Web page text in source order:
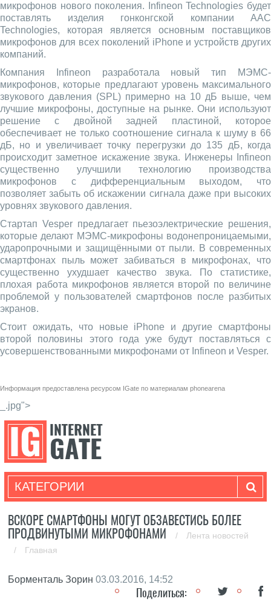
микрофонов нового поколения. Infineon Technologies будет
поставлять изделия гонконгской компании AAC
Technologies, которая является основным поставщиков
микрофонов для всех поколений iPhone и устройств других
компаний.
Компания Infineon разработала новый тип МЭМС-
микрофонов, которые предлагают уровень максимального
звукового давления (SPL) примерно на 10 дБ выше, чем
лучшие микрофоны, доступные на рынке. Они используют
решение с двойной задней пластиной, которое
обеспечивает не только соотношение сигнала к шуму в 66
дБ, но и увеличивает точку перегрузки до 135 дБ, когда
происходит заметное искажение звука. Инженеры Infineon
существенно улучшили технологию производства
микрофонов с дифференциальным выходом, что
позволяет забыть об искажении сигнала даже при высоких
уровнях звукового давления.
Стартап Vesper предлагает пьезоэлектрические решения,
которые делают МЭМС-микрофоны водонепроницаемыми,
ударопрочными и защищёнными от пыли. В современных
смартфонах пыль может забиваться в микрофонах, что
существенно ухудшает качество звука. По статистике,
плохая работа микрофонов является второй по величине
проблемой у пользователей смартфонов после разбитых
экранов.
Стоит ожидать, что новые iPhone и другие смартфоны
второй половины этого года уже будут поставляться с
усовершенствованными микрофонами от Infineon и Vesper.
Информация предоставлена ресурсом IGate по материалам phonearena
_.jpg">
КАТЕГОРИИ
ВСКОРЕ СМАРТФОНЫ МОГУТ ОБЗАВЕСТИСЬ БОЛЕЕ
ПРОДВИНУТЫМИ МИКРОФОНАМИ
/
Лента новостей
/
Главная
Борменталь Зорин 03.03.2016, 14:52
Поделиться: